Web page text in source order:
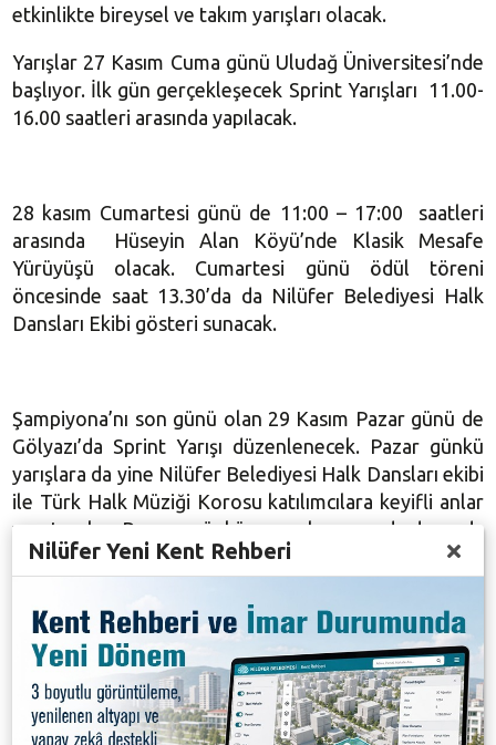
etkinlikte bireysel ve takım yarışları olacak.
Yarışlar 27 Kasım Cuma günü Uludağ Üniversitesi’nde
başlıyor. İlk gün gerçekleşecek Sprint Yarışları 11.00-
16.00 saatleri arasında yapılacak.
28 kasım Cumartesi günü de 11:00 – 17:00 saatleri
arasında Hüseyin Alan Köyü’nde Klasik Mesafe
Yürüyüşü olacak. Cumartesi günü ödül töreni
öncesinde saat 13.30’da da Nilüfer Belediyesi Halk
Dansları Ekibi gösteri sunacak.
Şampiyona’nı son günü olan 29 Kasım Pazar günü de
Gölyazı’da Sprint Yarışı düzenlenecek. Pazar günkü
yarışlara da yine Nilüfer Belediyesi Halk Dansları ekibi
ile Türk Halk Müziği Korosu katılımcılara keyifli anlar
yaşatacak. Pazar günkü yarışların ardından da
dereceye girenlere ödülleri verilecek.
Bozbey: Oryantiring sporu, Nilüfer’le Bursa’da
özdeşleşecek
Nilüfer Yeni Kent Rehberi